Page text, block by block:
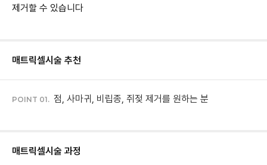
제거할 수 있습니다
매트릭셀시술 추천
POINT 01. 점, 사마귀, 비립종, 쥐젖 제거를 원하는 분
매트릭셀시술 과정